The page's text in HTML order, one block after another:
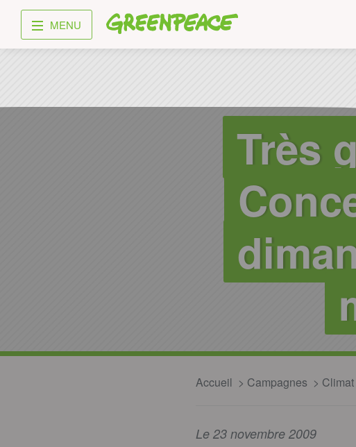
Greenpeace
MENU
Très
Accueil Campagnes Climat
Le 23 novembre 2009